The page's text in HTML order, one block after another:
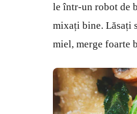
le într-un robot de
mixați bine. Lăsați
miel, merge foarte